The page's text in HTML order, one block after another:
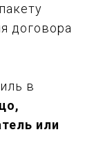
договора
в
или